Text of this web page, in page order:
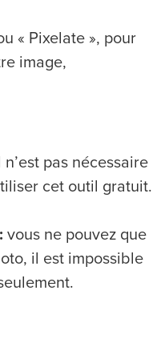
« Pixelate », pour
image,
n’est pas nécessaire
cet outil gratuit.
vous ne pouvez que
il est impossible